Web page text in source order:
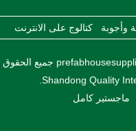
وأجوبة كتالوج على الانترنت
حقوق الطبع والنشر © 2017-2026 prefabhousesupplier.com جميع الحقوق
ماجستير كامل